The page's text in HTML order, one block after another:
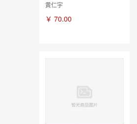
黄仁宇
￥ 70.00